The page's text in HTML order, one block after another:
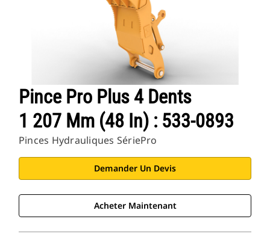
Pince Pro Plus 4 Dents
1 207 Mm (48 In) : 533-0893
Pinces Hydrauliques SériePro
Demander Un Devis
Acheter Maintenant